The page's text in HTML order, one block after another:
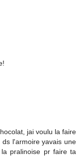
jai voulu la faire
l'armoire yavais une
pralinoise pr faire ta